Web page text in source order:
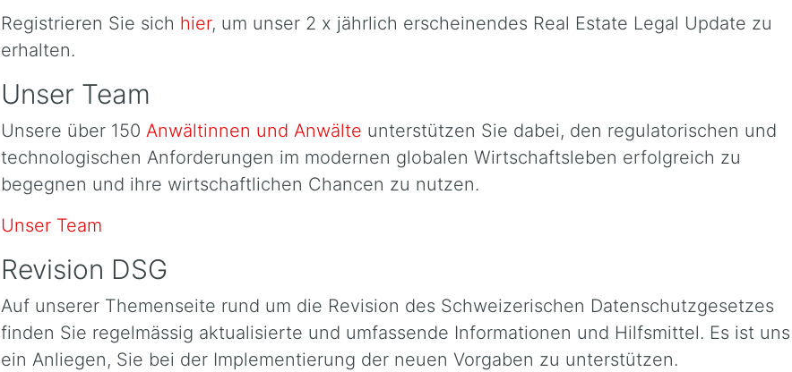
Registrieren Sie sich hier, um unser 2 x jährlich erscheinendes Real Estate Legal Update zu
erhalten.
Unser Team
Unsere über 150Anwältinnen und Anwälte unterstützen Sie dabei, den regulatorischen und
technologischen Anforderungen im modernen globalen Wirtschaftsleben erfolgreich zu
begegnen und ihre wirtschaftlichen Chancen zu nutzen.
Unser Team
Revision DSG
Auf unserer Themenseite rund um die Revision des Schweizerischen Datenschutzgesetzes
finden Sie regelmässig aktualisierte und umfassende Informationen und Hilfsmittel. Es ist uns
ein Anliegen, Sie bei der Implementierung der neuen Vorgaben zu unterstützen.